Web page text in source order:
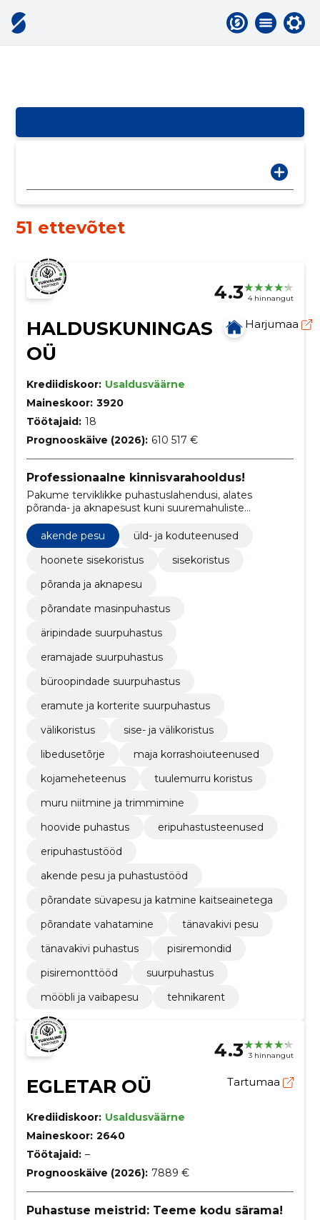
51 ettevõtet
4.3 4 hinnangut
HALDUSKUNINGAS
OÜ
Harjumaa
Krediidiskoor: Usaldusväärne
Maineskoor: 3920
Töötajaid: 18
Prognooskäive (2026): 610 517 €
Professionaalne kinnisvarahooldus!
Pakume terviklikke puhastuslahendusi, alates
põranda- ja aknapesust kuni suuremahuliste
kommerts- ja erakinnisvara hooldustöödeni.
akende pesu
üld- ja koduteenused
hoonete sisekoristus
sisekoristus
põranda ja aknapesu
põrandate masinpuhastus
äripindade suurpuhastus
eramajade suurpuhastus
büroopindade suurpuhastus
​eramute ja korterite suurpuhastus
välikoristus
sise- ja välikoristus
libedusetõrje
maja korrashoiuteenused
kojameheteenus
tuulemurru koristus
muru niitmine ja trimmimine
hoovide puhastus
eripuhastusteenused
eripuhastustööd
akende pesu ja puhastustööd
põrandate süvapesu ja katmine kaitseainetega
põrandate vahatamine
tänavakivi pesu
tänavakivi puhastus
pisiremondid
pisiremonttööd
suurpuhastus
mööbli ja vaibapesu
tehnikarent
4.3 3 hinnangut
EGLETAR OÜ Tartumaa
Krediidiskoor: Usaldusväärne
Maineskoor: 2640
Töötajaid: –
Prognooskäive (2026): 7889 €
Puhastuse meistrid: Teeme kodu särama!